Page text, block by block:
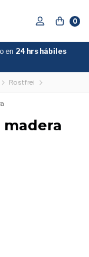
0
SOBRE
en 24 hrs hábiles
Rostfrei